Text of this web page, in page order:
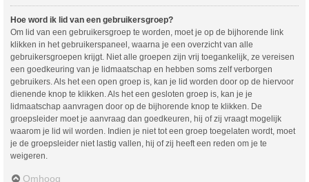
Hoe word ik lid van een gebruikersgroep?
Om lid van een gebruikersgroep te worden, moet je op de bijhorende link
klikken in het gebruikerspaneel, waarna je een overzicht van alle
gebruikersgroepen krijgt. Niet alle groepen zijn vrij toegankelijk, ze vereisen
een goedkeuring van je lidmaatschap en hebben soms zelf verborgen
gebruikers. Als het een open groep is, kan je lid worden door op de hiervoor
dienende knop te klikken. Als het een gesloten groep is, kan je je
lidmaatschap aanvragen door op de bijhorende knop te klikken. De
groepsleider moet je aanvraag dan goedkeuren, hij of zij vraagt mogelijk
waarom je lid wil worden. Indien je niet tot een groep toegelaten wordt, moet
je de groepsleider niet lastig vallen, hij of zij heeft een reden om je te
weigeren.
Omhoog